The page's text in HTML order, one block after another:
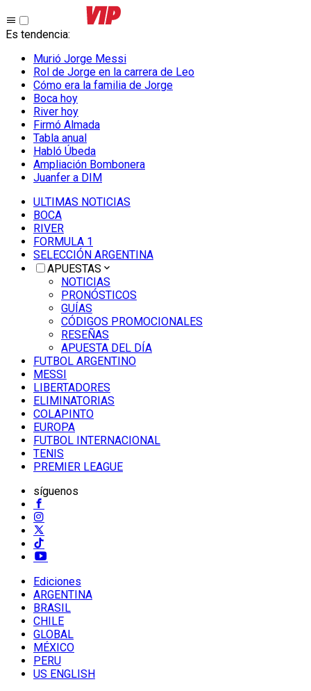
Es tendencia:
Murió Jorge Messi
Rol de Jorge en la carrera de Leo
Cómo era la familia de Jorge
Boca hoy
River hoy
Firmó Almada
Tabla anual
Habló Úbeda
Ampliación Bombonera
Juanfer a DIM
ULTIMAS NOTICIAS
BOCA
RIVER
FORMULA 1
SELECCIÓN ARGENTINA
APUESTAS
NOTICIAS
PRONÓSTICOS
GUÍAS
CÓDIGOS PROMOCIONALES
RESEÑAS
APUESTA DEL DÍA
FUTBOL ARGENTINO
MESSI
LIBERTADORES
ELIMINATORIAS
COLAPINTO
EUROPA
FUTBOL INTERNACIONAL
TENIS
PREMIER LEAGUE
síguenos
Ediciones
ARGENTINA
BRASIL
CHILE
GLOBAL
MÉXICO
PERU
US ENGLISH